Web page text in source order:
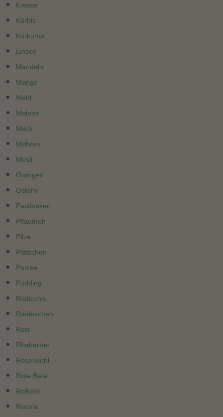
Kresse
Kürbis
Kurkuma
Linsen
Mandeln
Mango
Mehl
Melone
Milch
Möhren
Müsli
Orangen
Ostern
Pastinaken
Pflaumen
Pilze
Plätzchen
Porree
Pudding
Radicchio
Radieschen
Reis
Rhabarber
Rosenkohl
Rote Bete
Rotkohl
Rucola